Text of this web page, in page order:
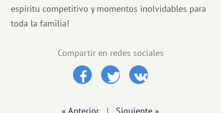
espíritu competitivo y momentos inolvidables para
toda la familia!
Compartir en redes sociales